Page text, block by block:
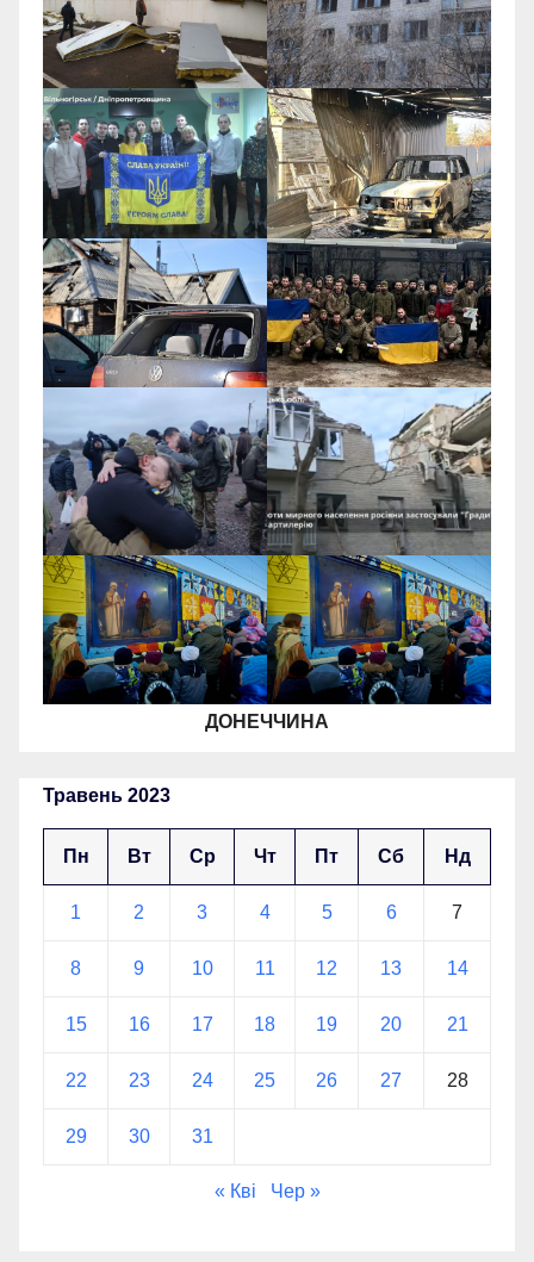
ДОНЕЧЧИНА
Травень 2023
Пн Вт Ср Чт Пт Сб Нд
1 2 3 4 5 6 7
8 9 10 11 12 13 14
15 16 17 18 19 20 21
22 23 24 25 26 27 28
29 30 31
« Кві Чер »